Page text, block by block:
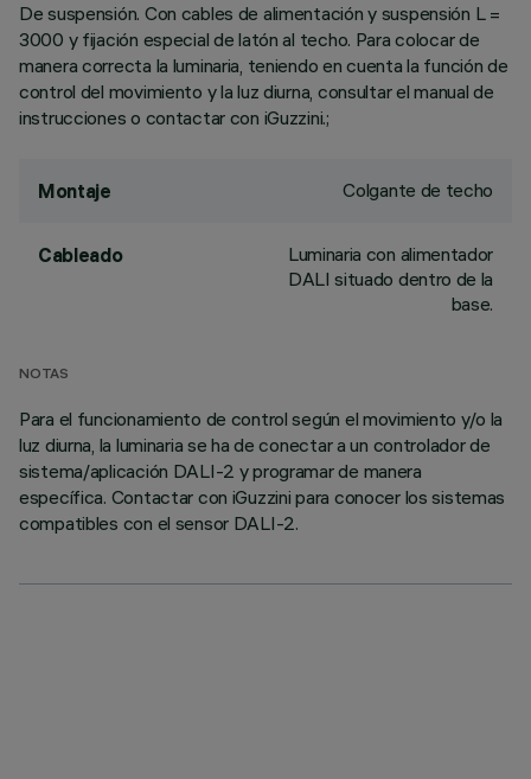
De suspensión. Con cables de alimentación y suspensión L =
3000 y fijación especial de latón al techo. Para colocar de
manera correcta la luminaria, teniendo en cuenta la función de
control del movimiento y la luz diurna, consultar el manual de
instrucciones o contactar con iGuzzini.;
Montaje Colgante de techo
Cableado
Luminaria con alimentador
DALI situado dentro de la
base.
NOTAS
Para el funcionamiento de control según el movimiento y/o la
luz diurna, la luminaria se ha de conectar a un controlador de
sistema/aplicación DALI-2 y programar de manera
específica. Contactar con iGuzzini para conocer los sistemas
compatibles con el sensor DALI-2.